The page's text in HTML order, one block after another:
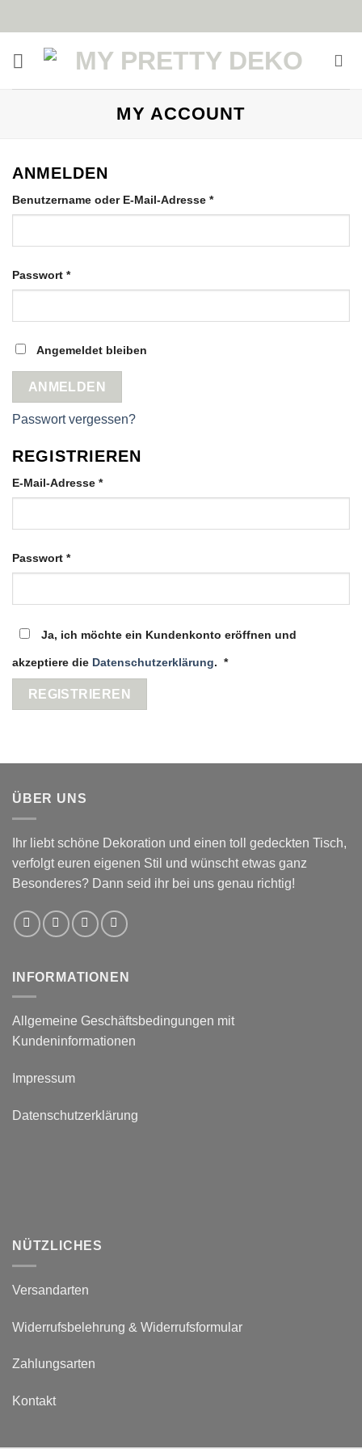
Inhalt
springen
MY ACCOUNT
ANMELDEN
Benutzername oder E-Mail-Adresse *Erforderlich
Passwort *Erforderlich
Angemeldet bleiben
ANMELDEN
Passwort vergessen?
REGISTRIEREN
E-Mail-Adresse *Erforderlich
Passwort *Erforderlich
Ja, ich möchte ein Kundenkonto eröffnen und
akzeptiere die Datenschutzerklärung. *Erforderlich
REGISTRIEREN
ÜBER UNS
Ihr liebt schöne Dekoration und einen toll gedeckten Tisch,
verfolgt euren eigenen Stil und wünscht etwas ganz
Besonderes? Dann seid ihr bei uns genau richtig!
INFORMATIONEN
Allgemeine Geschäftsbedingungen mit
Kundeninformationen
Impressum
Datenschutzerklärung
NÜTZLICHES
Versandarten
Widerrufsbelehrung & Widerrufsformular
Zahlungsarten
Kontakt